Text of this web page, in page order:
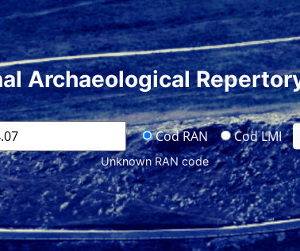
Archaeological
Cod RAN Cod LMI
Unknown RAN code